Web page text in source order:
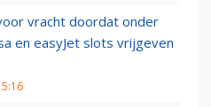
vracht doordat onder
en easyJet slots vrijgeven